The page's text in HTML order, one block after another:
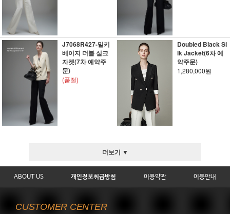
J7068R427-밀키
베이지 더블 실크
자켓(7차 예약주
문)
(품절)
Doubled Black Si
lk Jacket(6차 예
약주문)
1,280,000원
더보기 ▼
ABOUT US 개인정보취급방침 이용약관 이용안내
CUSTOMER CENTER